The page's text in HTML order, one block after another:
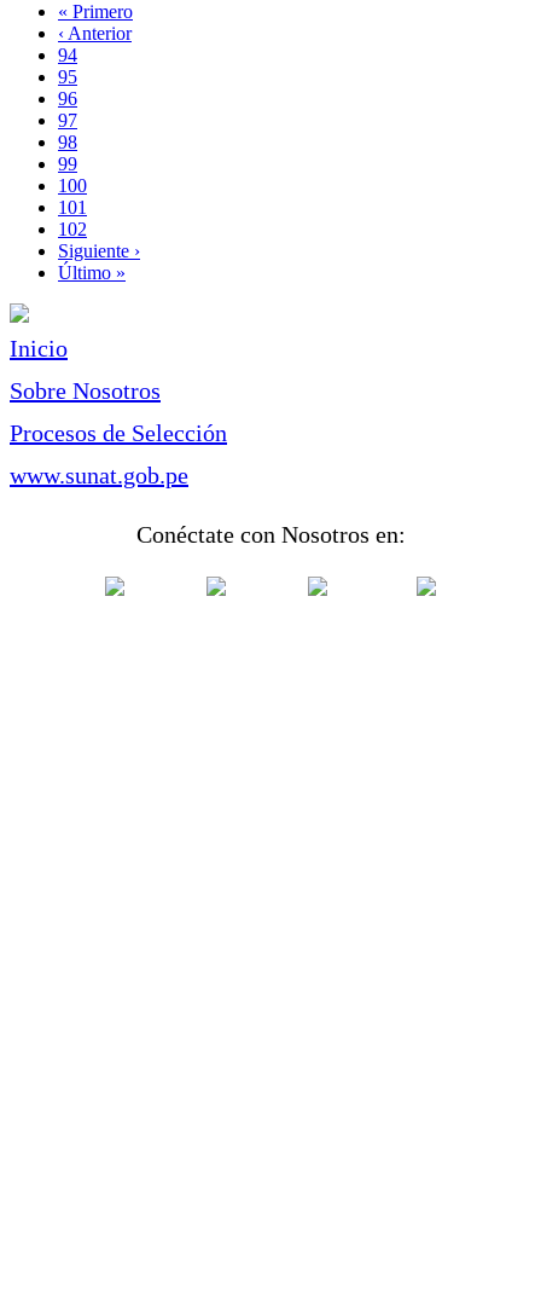
Paginación
Primera
página
« Primero
Página
anterior
‹ Anterior
Page
94
Page
95
Page
96
Page
97
Página
actual
98
Page
99
Page
100
Page
101
Page
102
Siguiente
página
Siguiente ›
Última
Último »
Inicio
Sobre Nosotros
Procesos de Selección
www.sunat.gob.pe
Conéctate con Nosotros en: